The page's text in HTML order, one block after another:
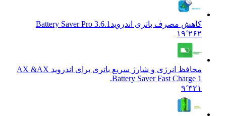
کاهش مصرف باتری اندروید Battery Saver Pro 3.6.1
۱۹٬۲۶۲
محافظ انرژی و شارژ سریع باتری برای اندروید AX & AX
Battery Saver Fast Charge 1.
۹٬۳۲۱